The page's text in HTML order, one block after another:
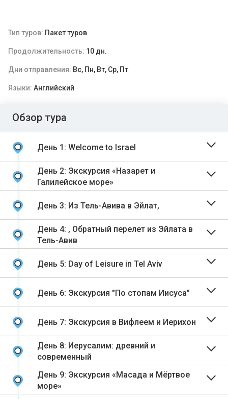
Тип туров: Пакет туров
Продолжительность: 10 дн.
Дни отправления: Вс, Пн, Вт, Ср, Пт
Языки: Английский
Обзор тура
День 1: Welcome to Israel
День 2: Экскурсия «Назарет и
Галилейское море»
День 3: Из Тель-Авива в Эйлат,
День 4: , Обратный перелет из Эйлата в
Тель-Авив
День 5: Day of Leisure in Tel Aviv
День 6: Экскурсия "По стопам Иисуса"
День 7: Экскурсия в Вифлеем и Иерихон
День 8: Иерусалим: древний и
современный
День 9: Экскурсия «Масада и Мёртвое
море»